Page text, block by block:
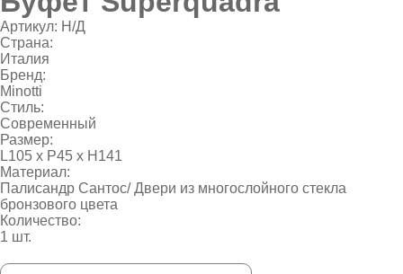
Артикул: Н/Д
Страна:
Италия
Бренд:
Minotti
Стиль:
Современный
Размер:
L105 х P45 х H141
Материал:
Палисандр Сантос/ Двери из многослойного стекла
бронзового цвета
Количество:
1 шт.